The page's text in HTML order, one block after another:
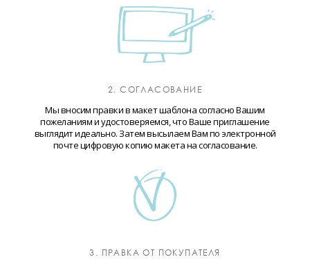
2. СОГЛАСОВАНИЕ
Мы вносим правки в макет шаблона согласно Вашим
пожеланиям и удостоверяемся, что Ваше приглашение
выглядит идеально. Затем высылаем Вам по электронной
почте цифровую копию макета на согласование.
3. ПРАВКА ОТ ПОКУПАТЕЛЯ